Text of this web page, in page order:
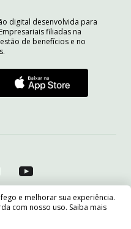
e melhorar sua experiência.
com nosso uso. Saiba mais
digital desenvolvida para
filiadas na
de benefícios e no